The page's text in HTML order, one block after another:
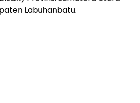
Labuhanbatu.